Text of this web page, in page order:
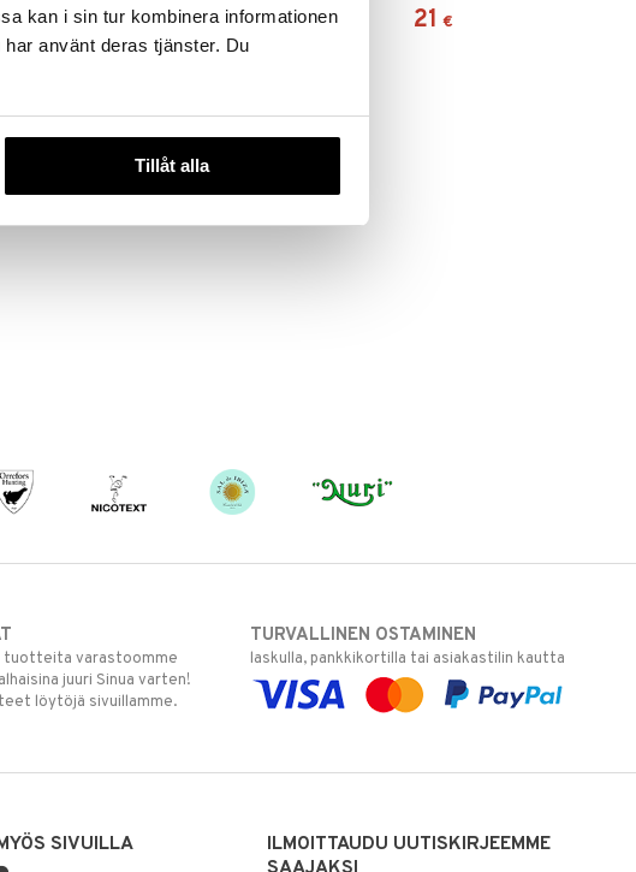
kan i sin tur kombinera informationen
använt deras tjänster. Du
Tillåt alla
€ 11,99 € 21 €
tuotteita varastoomme
juuri Sinua varten!
löytöjä sivuillamme.
TURVALLINEN OSTAMINEN
laskulla, pankkikortilla tai asiakastilin kautta
SIVUILLA
ILMOITTAUDU UUTISKIRJEEMME